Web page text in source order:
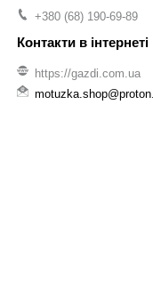
+380 (68) 190-69-89
https://gazdi.com.ua